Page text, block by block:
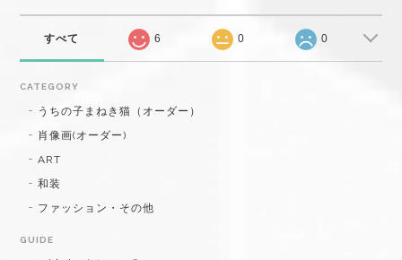
すべて 6 0 0
CATEGORY
うちの子まねき猫（オーダー）
肖像画(オーダー)
ART
和装
ファッション・その他
GUIDE